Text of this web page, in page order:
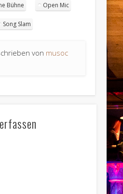
Bühne Open Mic
Song Slam
von musoc